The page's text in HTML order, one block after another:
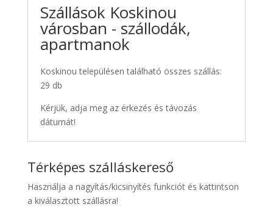
Szállások Koskinou
városban - szállodák,
apartmanok
Koskinou településen található összes szállás:
29 db
Kérjük, adja meg az érkezés és távozás
dátumát!
Térképes szálláskereső
Használja a nagyítás/kicsinyítés funkciót és kattintson
a kiválasztott szállásra!